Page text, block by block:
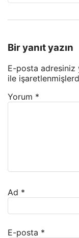
Bir yanıt yazın
E-posta adresiniz
ile
Yorum *
Ad *
E-posta *